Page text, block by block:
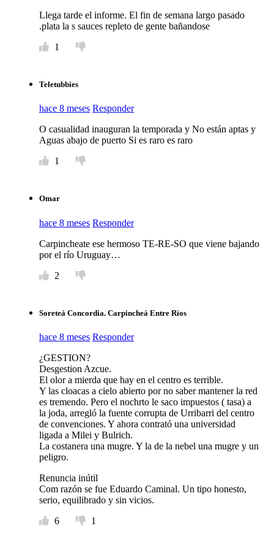
Llega tarde el informe. El fin de semana largo pasado
.plata la s sauces repleto de gente bañandose
1
Teletubbies
hace 8 meses Responder
O casualidad inauguran la temporada y No están aptas y
Aguas abajo de puerto Si es raro es raro
1
Omar
hace 8 meses Responder
Carpincheate ese hermoso TE-RE-SO que viene bajando
por el río Uruguay…
2
Soreteá Concordia. Carpincheá Entre Ríos
hace 8 meses Responder
¿GESTION?
Desgestion Azcue.
El olor a mierda que hay en el centro es terrible.
Y las cloacas a cielo abierto por no saber mantener la red
es tremendo. Pero el nochrto le saco impuestos ( tasa) a
la joda, arregló la fuente corrupta de Urribarri del centro
de convenciones. Y ahora contrató una universidad
ligada a Milei y Bulrich.
La costanera una mugre. Y la de la nebel una mugre y un
peligro.
Renuncia inútil
Com razón se fue Eduardo Caminal. Un tipo honesto,
serio, equilibrado y sin vicios.
6
1